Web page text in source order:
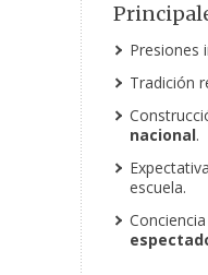
Presiones
Tradición
nacional.
escuela.